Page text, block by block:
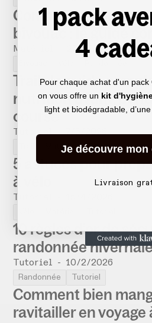
Comment choisir sa
bivouac : le guide
Matériel 25/6/2023
Trail : le guide
nutrition avant,
course
Tutoriel-7/5/2026
Matériel Tutoriel
5 astuces pour
à vélo
10 règles d’or de
randonnée
Tutoriel - 10/2/2026
Randonnée Tutoriel
Comment bien
ravitailler en voyage
1 pack
4
Pour chaque achat d'un pack
on vous offre un kit
light et biodégradable, d’une
Je découvre mon
Livraison